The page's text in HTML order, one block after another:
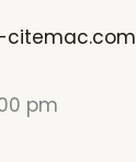
citemac.com
pm